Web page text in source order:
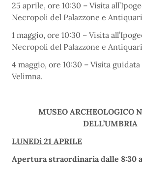
25 aprile, ore 10:30 – Visita
Necropoli del Palazzone e
1 maggio, ore 10:30 – Visita
Necropoli del Palazzone e
4 maggio, ore 10:30 – Visita
Velimna.
MUSEO ARCHEOLOGICO
DELL’UMBRIA
LUNEDì 21 APRILE
Apertura straordinaria dalle 8:30